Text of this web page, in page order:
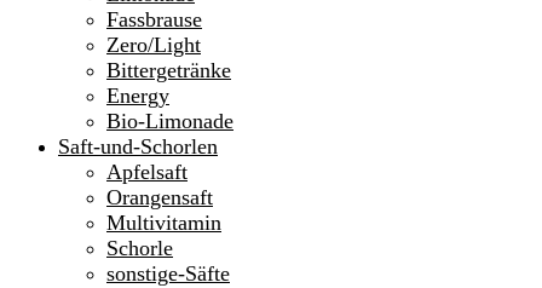
Fassbrause
Zero/Light
Bittergetränke
Energy
Bio-Limonade
Saft-und-Schorlen
Apfelsaft
Orangensaft
Multivitamin
Schorle
sonstige-Säfte